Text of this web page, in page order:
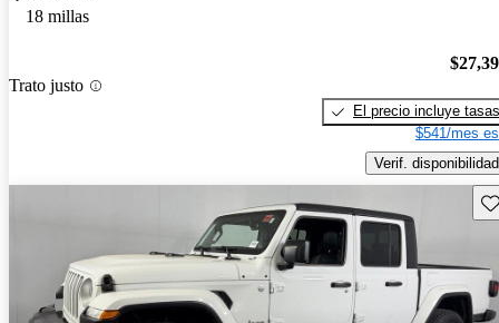
18 millas
Trato justo
El precio incluye tasas
$541/mes
Verif. disponibilidad